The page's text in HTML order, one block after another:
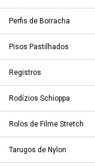
Perfis de Borracha
Pisos Pastilhados
Registros
Rodízios Schioppa
Rolos de Filme Stretch
Tarugos de Nylon